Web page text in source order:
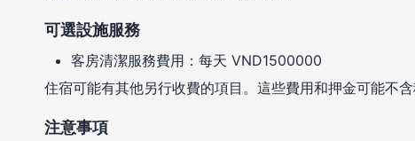
可選設施服務
客房清潔服務費用：每天 VND1500000
住宿可能有其他另行收費的項目。這些費用和押金可能不含
注意事項